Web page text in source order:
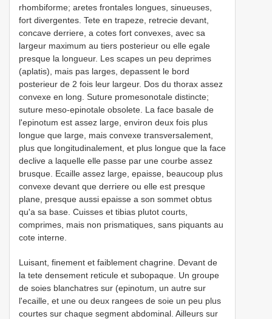
rhombiforme; aretes frontales longues, sinueuses,
fort divergentes. Tete en trapeze, retrecie devant,
concave derriere, a cotes fort convexes, avec sa
largeur maximum au tiers posterieur ou elle egale
presque la longueur. Les scapes un peu deprimes
(aplatis), mais pas larges, depassent le bord
posterieur de 2 fois leur largeur. Dos du thorax assez
convexe en long. Suture promesonotale distincte;
suture meso-epinotale obsolete. La face basale de
l'epinotum est assez large, environ deux fois plus
longue que large, mais convexe transversalement,
plus que longitudinalement, et plus longue que la face
declive a laquelle elle passe par une courbe assez
brusque. Ecaille assez large, epaisse, beaucoup plus
convexe devant que derriere ou elle est presque
plane, presque aussi epaisse a son sommet obtus
qu'a sa base. Cuisses et tibias plutot courts,
comprimes, mais non prismatiques, sans piquants au
cote interne.
Luisant, finement et faiblement chagrine. Devant de
la tete densement reticule et subopaque. Un groupe
de soies blanchatres sur (epinotum, un autre sur
l'ecaille, et une ou deux rangees de soie un peu plus
courtes sur chaque segment abdominal. Ailleurs sur